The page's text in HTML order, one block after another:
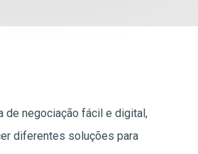
de negociação fácil e digital,
diferentes soluções para